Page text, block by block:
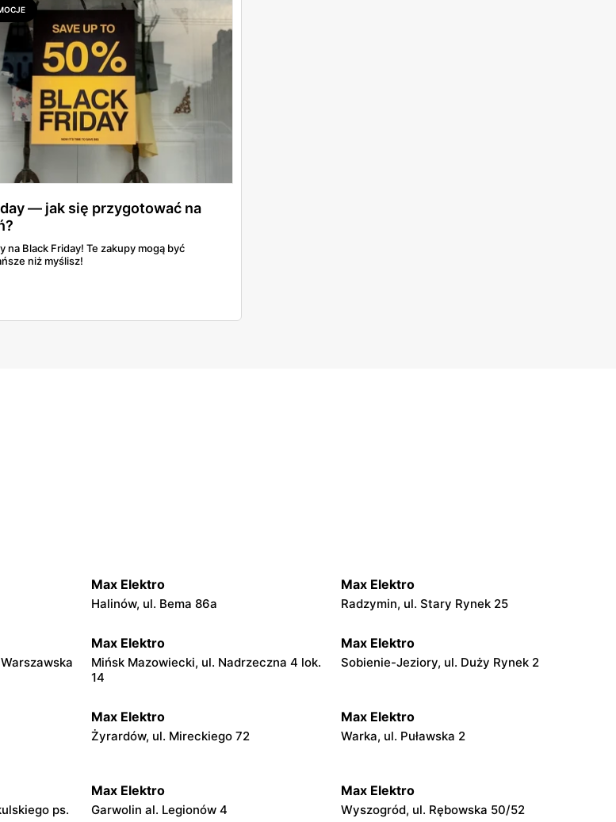
— jak się przygotować na
na Black Friday! Te zakupy mogą być
niż myślisz!
Max Elektro
Halinów, ul. Bema 86a
Max Elektro
Radzymin, ul. Stary Rynek 25
Max Elektro
Mińsk Mazowiecki, ul. Nadrzeczna 4 lok.
14
Max Elektro
Sobienie-Jeziory, ul. Duży Rynek 2
Max Elektro
Żyrardów, ul. Mireckiego 72
Max Elektro
Warka, ul. Puławska 2
ps.
Max Elektro
Garwolin al. Legionów 4
Max Elektro
Wyszogród, ul. Rębowska 50/52